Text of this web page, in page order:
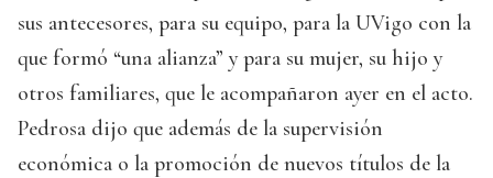
sus antecesores, para su equipo, para la UVigo con la
que formó “una alianza” y para su mujer, su hijo y
otros familiares, que le acompañaron ayer en el acto.
Pedrosa dijo que además de la supervisión
económica o la promoción de nuevos títulos de la